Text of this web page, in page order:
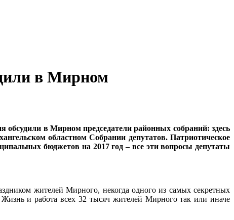
в Мирном
обсудили в Мирном председатели районных собраний: здесь
областном Собрании депутатов. Патриотическое
бюджетов на 2017 год – все эти вопросы депутаты
жителей Мирного, некогда одного из самых секретных
Жизнь и работа всех 32 тысяч жителей Мирного так или иначе